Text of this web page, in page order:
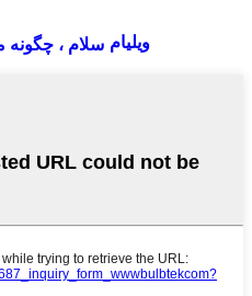
ویلیام